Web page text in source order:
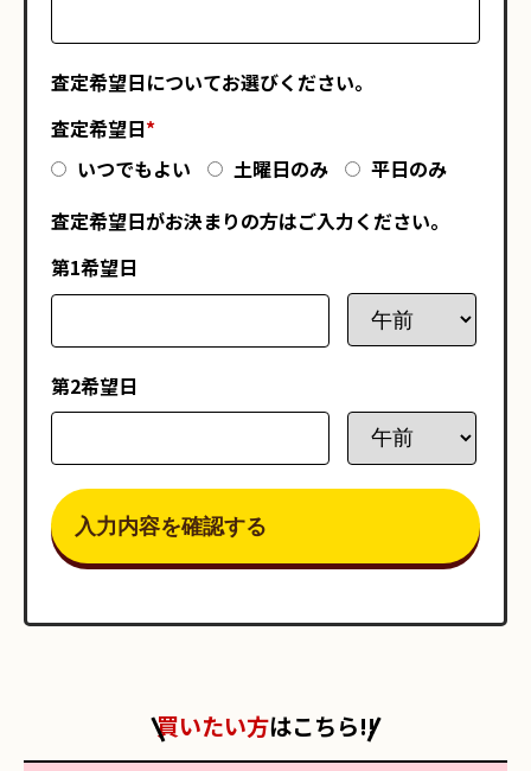
査定希望日についてお選びください。
査定希望日*
いつでもよい
土曜日のみ
平日のみ
査定希望日がお決まりの方はご入力ください。
第1希望日
第2希望日
買いたい方はこちら!!